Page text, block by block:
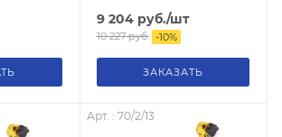
9 204руб./шт
10 227руб. -10%
ЗАКАЗАТЬ
Арт. : 70/2/13